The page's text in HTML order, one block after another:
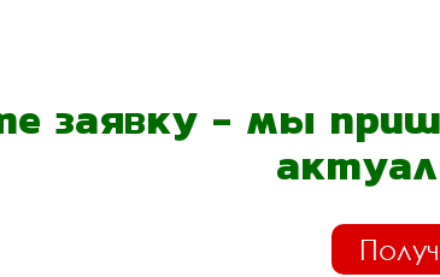
заявку - мы